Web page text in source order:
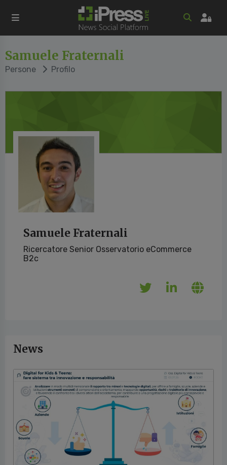
Samuele Fraternali
Persone Profilo
Samuele Fraternali
Ricercatore Senior Osservatorio eCommerce
B2c
News